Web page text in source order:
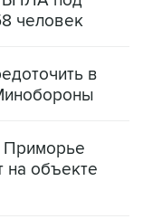
человек
в
на объекте